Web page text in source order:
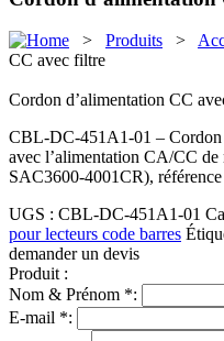
> Produits >
CC avec filtre
Cordon d’alimentation CC
CBL-DC-451A1-01 –
avec l’alimentation CA/CC
SAC3600-4001CR),
UGS : CBL-DC-451A1-01
pour lecteurs code barres
demander un devis
Produit :
Nom & Prénom *:
E-mail *: